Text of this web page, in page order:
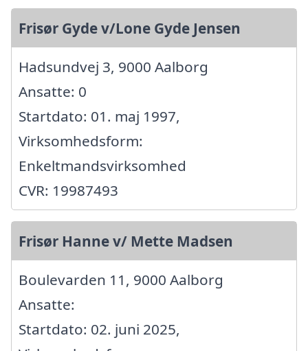
Frisør Gyde v/Lone Gyde Jensen
Hadsundvej 3, 9000 Aalborg
Ansatte: 0
Startdato: 01. maj 1997,
Virksomhedsform:
Enkeltmandsvirksomhed
CVR: 19987493
Frisør Hanne v/ Mette Madsen
Boulevarden 11, 9000 Aalborg
Ansatte:
Startdato: 02. juni 2025,